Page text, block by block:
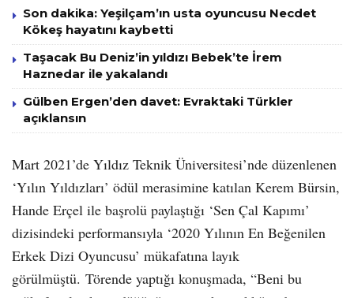
Son dakika: Yeşilçam’ın usta oyuncusu Necdet
Kökeş hayatını kaybetti
Taşacak Bu Deniz’in yıldızı Bebek’te İrem
Haznedar ile yakalandı
Gülben Ergen’den davet: Evraktaki Türkler
açıklansın
Mart 2021’de Yıldız Teknik Üniversitesi’nde düzenlenen
‘Yılın Yıldızları’ ödül merasimine katılan Kerem Bürsin,
Hande Erçel ile başrolü paylaştığı ‘Sen Çal Kapımı’
dizisindeki performansıyla ‘2020 Yılının En Beğenilen
Erkek Dizi Oyuncusu’ mükafatına layık
görülmüştü. Törende yaptığı konuşmada, “Beni bu